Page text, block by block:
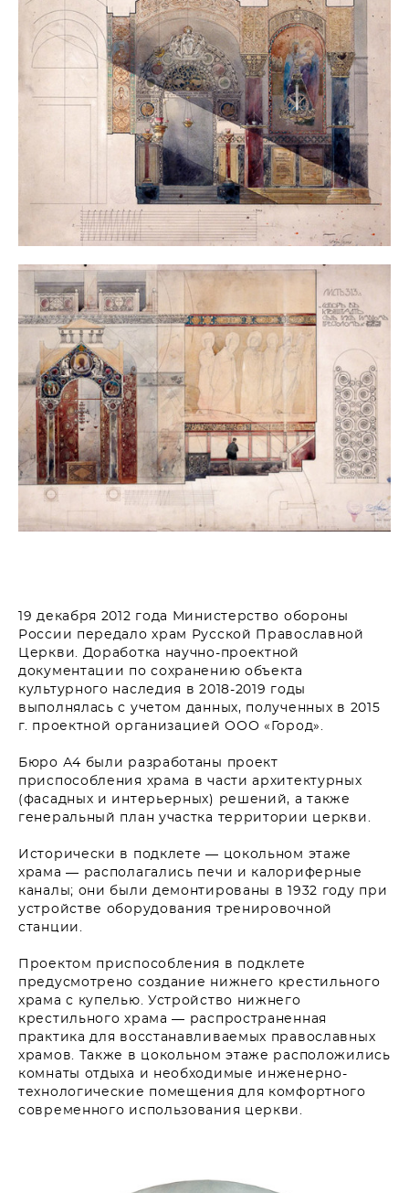
19 декабря 2012 года Министерство обороны
России передало храм Русской Православной
Церкви. Доработка научно-проектной
документации по сохранению объекта
культурного наследия в 2018-2019 годы
выполнялась с учетом данных, полученных в 2015
г. проектной организацией ООО «Город».
Бюро А4 были разработаны проект
приспособления храма в части архитектурных
(фасадных и интерьерных) решений, а также
генеральный план участка территории церкви.
Исторически в подклете — цокольном этаже
храма — располагались печи и калориферные
каналы; они были демонтированы в 1932 году при
устройстве оборудования тренировочной
станции.
Проектом приспособления в подклете
предусмотрено создание нижнего крестильного
храма с купелью. Устройство нижнего
крестильного храма — распространенная
практика для восстанавливаемых православных
храмов. Также в цокольном этаже расположились
комнаты отдыха и необходимые инженерно-
технологические помещения для комфортного
современного использования церкви.